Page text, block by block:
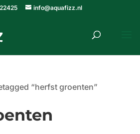
info@aquafizz.nl
“herfst groenten”